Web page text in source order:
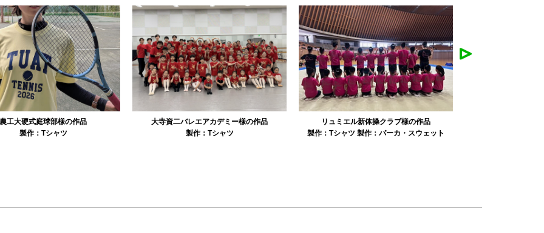
農工大硬式庭球部様の作品
製作： Tシャツ
大寺資二バレエアカデミー様の作品
製作： Tシャツ
リュミエル新体操クラブ様の作品
製作： Tシャツ 製作： パーカ・スウェット